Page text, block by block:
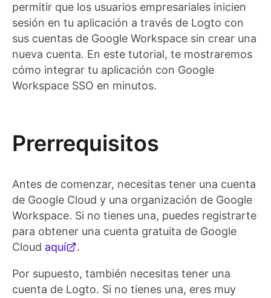
permitir que los usuarios empresariales inicien
sesión en tu aplicación a través de Logto con
sus cuentas de Google Workspace sin crear una
nueva cuenta. En este tutorial, te mostraremos
cómo integrar tu aplicación con Google
Workspace SSO en minutos.
Prerrequisitos
Antes de comenzar, necesitas tener una cuenta
de Google Cloud y una organización de Google
Workspace. Si no tienes una, puedes registrarte
para obtener una cuenta gratuita de Google
Cloud aquí .
Por supuesto, también necesitas tener una
cuenta de Logto. Si no tienes una, eres muy